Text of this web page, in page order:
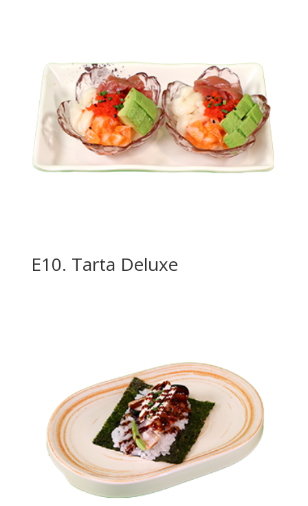
E10. Tarta Deluxe